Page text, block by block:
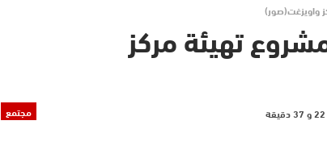
واويزغت(صور)
تهيئة مركز
مجتمع